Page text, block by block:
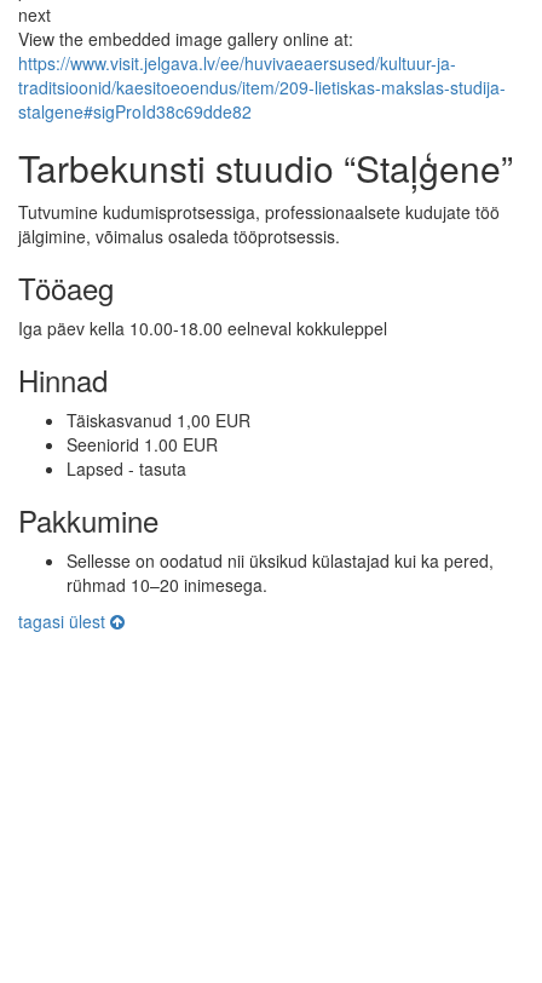
next
View the embedded image gallery online at:
https://www.visit.jelgava.lv/ee/huvivaeaersused/kultuur-ja-
traditsioonid/kaesitoeoendus/item/209-lietiskas-makslas-studija-
stalgene#sigProId38c69dde82
Tarbekunsti stuudio “Staļģene”
Tutvumine kudumisprotsessiga, professionaalsete kudujate töö
jälgimine, võimalus osaleda tööprotsessis.
Tööaeg
Iga päev kella 10.00-18.00 eelneval kokkuleppel
Hinnad
Täiskasvanud 1,00 EUR
Seeniorid 1.00 EUR
Lapsed - tasuta
Pakkumine
Sellesse on oodatud nii üksikud külastajad kui ka pered,
rühmad 10–20 inimesega.
tagasi ülest